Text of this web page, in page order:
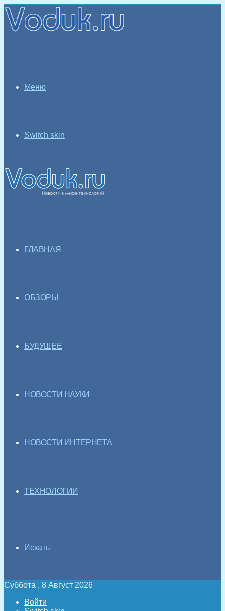
Меню
Switch skin
ГЛАВНАЯ
ОБЗОРЫ
БУДУЩЕЕ
НОВОСТИ НАУКИ
НОВОСТИ ИНТЕРНЕТА
ТЕХНОЛОГИИ
Искать
Суббота , 8 Август 2026
Войти